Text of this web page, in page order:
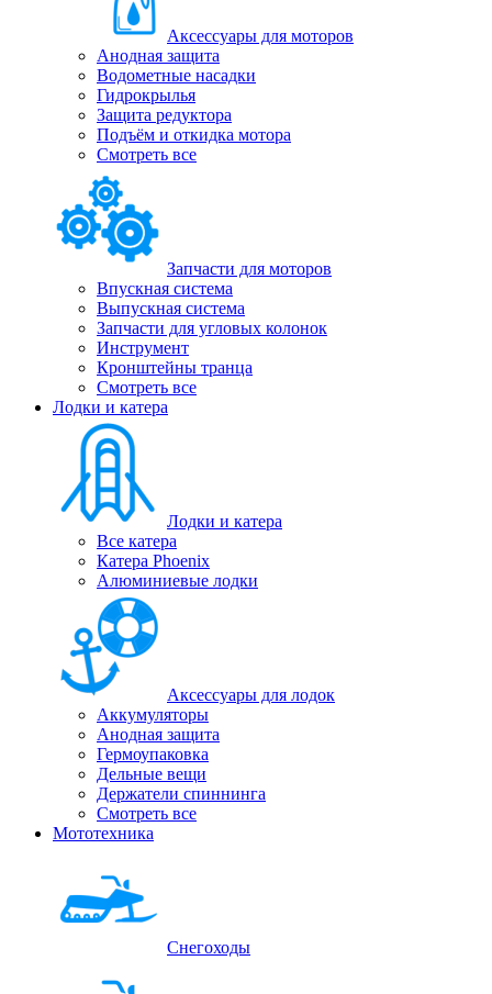
Аксессуары для моторов
Анодная защита
Водометные насадки
Гидрокрылья
Защита редуктора
Подъём и откидка мотора
Смотреть все
Запчасти для моторов
Впускная система
Выпускная система
Запчасти для угловых колонок
Инструмент
Кронштейны транца
Смотреть все
Лодки и катера
Лодки и катера
Все катера
Катера Phoenix
Алюминиевые лодки
Аксессуары для лодок
Аккумуляторы
Анодная защита
Гермоупаковка
Дельные вещи
Держатели спиннинга
Смотреть все
Мототехника
Снегоходы